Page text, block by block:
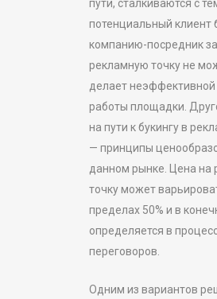
пути, сталкиваются с
потенциальный клиент
компанию-посредник
рекламную точку не
делает неэффективной
работы площадки.
на пути к букингу в
— принципы
данном рынке. Цена на
точку может
пределах 50% и в
определяется в
переговоров.
Одним из вариантов